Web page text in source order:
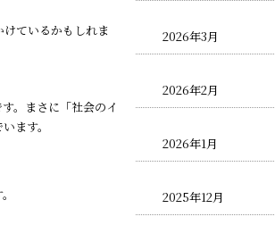
ているかもしれま
。まさに「社会のイ
ます。
2026年3月
2026年2月
2026年1月
2025年12月